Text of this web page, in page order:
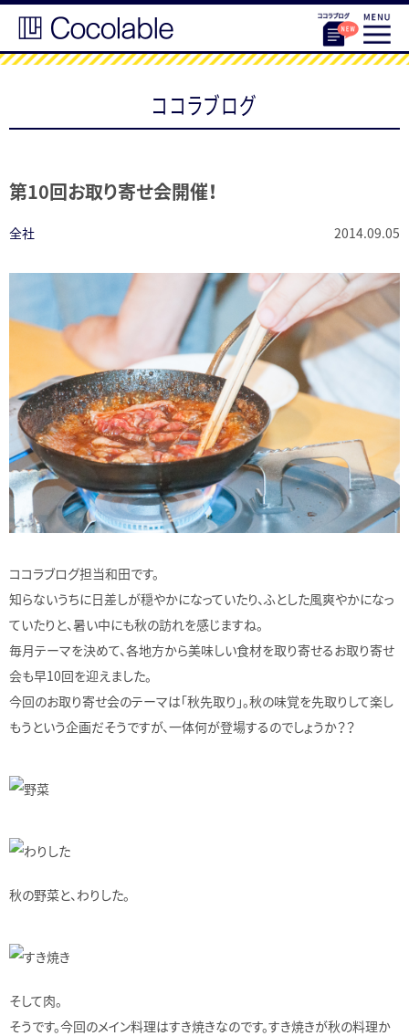
ココラブログ
第10回お取り寄せ会開催！
全社 2014.09.05
ココラブログ担当和田です。
知らないうちに日差しが穏やかになっていたり、ふとした風爽やかになっ
ていたりと、暑い中にも秋の訪れを感じますね。
毎月テーマを決めて、各地方から美味しい食材を取り寄せるお取り寄せ
会も早10回を迎えました。
今回のお取り寄せ会のテーマは「秋先取り」。秋の味覚を先取りして楽し
もうという企画だそうですが、一体何が登場するのでしょうか？？
秋の野菜と、わりした。
そして肉。
そうです。今回のメイン料理はすき焼きなのです。すき焼きが秋の料理か